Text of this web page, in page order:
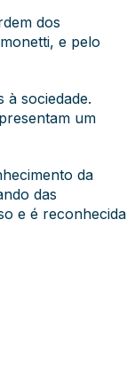
dos
e pelo
à sociedade.
um
da
das
e é reconhecida